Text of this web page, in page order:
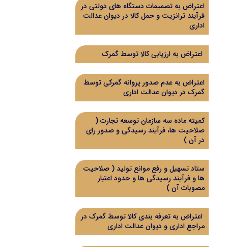
اعتراض به تصمیمات دستگاه های دولتی در
فرآیند ترانزیت و حمل کالا در دیوان عدالت
اداری
اعتراض به ارزیابی کالا توسط گمرک
اعتراض به عدم صدور پروانه گمرکی توسط
گمرک در دیوان عدالت اداری
کمیته ماده سه سازمان توسعه تجارت (
صلاحیت ها، فرآیند رسیدگی و صدور رای
در آن )
ستاد تسهیل و رفع موانع تولید ( صلاحیت
ها و فرآیند رسیدگی ها و حدود اعتبار
مصوبات آن )
اعتراض به تعرفه بندی کالا توسط گمرک در
مراجع اداری و دیوان عدالت اداری